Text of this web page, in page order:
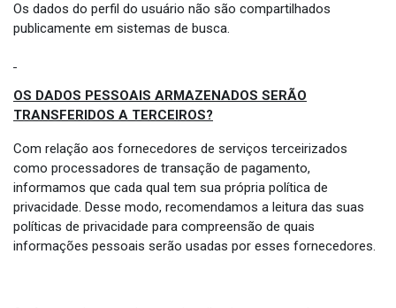
Os dados do perfil do usuário não são compartilhados
publicamente em sistemas de busca.
OS DADOS PESSOAIS ARMAZENADOS SERÃO
TRANSFERIDOS A TERCEIROS?
Com relação aos fornecedores de serviços terceirizados
como processadores de transação de pagamento,
informamos que cada qual tem sua própria política de
privacidade. Desse modo, recomendamos a leitura das suas
políticas de privacidade para compreensão de quais
informações pessoais serão usadas por esses fornecedores.